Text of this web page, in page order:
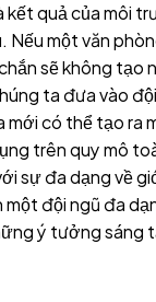
kết quả của môi
Nếu một văn
sẽ không tạo
ta đưa vào
mới có thể tạo ra
trên quy mô
sự đa dạng về
một đội ngũ đa
ý tưởng sáng